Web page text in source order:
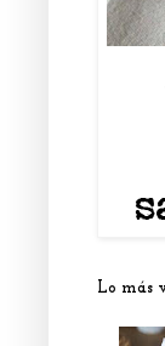
Lo más